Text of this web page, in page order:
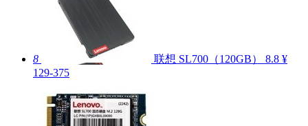
8 联想 SL700（120GB） 8.8 ¥
129-375